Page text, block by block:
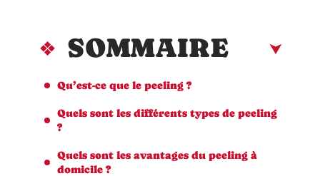
SOMMAIRE
Qu’est-ce que le peeling ?
Quels sont les différents types de peeling
?
Quels sont les avantages du peeling à
domicile ?